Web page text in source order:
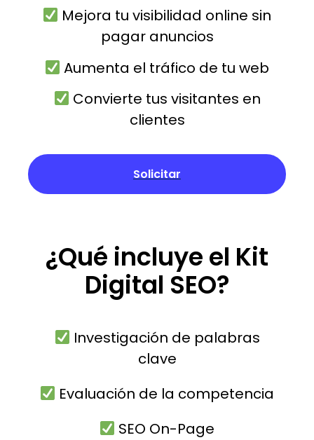
Mejora tu visibilidad online sin
pagar anuncios
Aumenta el tráfico de tu web
Convierte tus visitantes en
clientes
Solicitar
¿Qué incluye el Kit
Digital SEO?
Investigación de palabras
clave
Evaluación de la competencia
SEO On-Page